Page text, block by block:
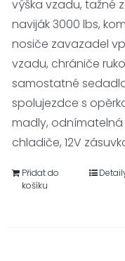
výška vzadu, tažné
naviják 3000 lbs,
nosiče zavazadel
vzadu, chrániče
samostatné
spolujezdce s
madly, odnímatelná
chladiče, 12V
Přidat do
košíku